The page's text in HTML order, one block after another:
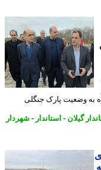
وضعیت پارک جنگلی
گیلان-استاندار-شهردار